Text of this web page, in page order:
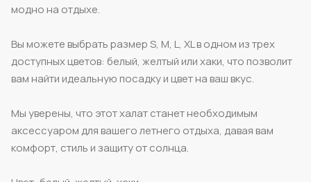
модно на отдыхе.
Вы можете выбрать размер S, M, L, XL в одном из трех
доступных цветов: белый, желтый или хаки, что позволит
вам найти идеальную посадку и цвет на ваш вкус.
Мы уверены, что этот халат станет необходимым
аксессуаром для вашего летнего отдыха, давая вам
комфорт, стиль и защиту от солнца.